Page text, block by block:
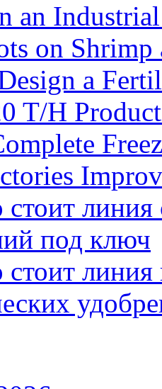
an
on Shrimp
a
T/H
стоит
под ключ
стоит